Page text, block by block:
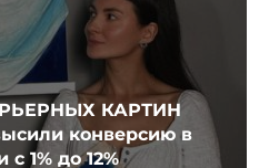
КАРТИН
конверсию в
1% до 12%